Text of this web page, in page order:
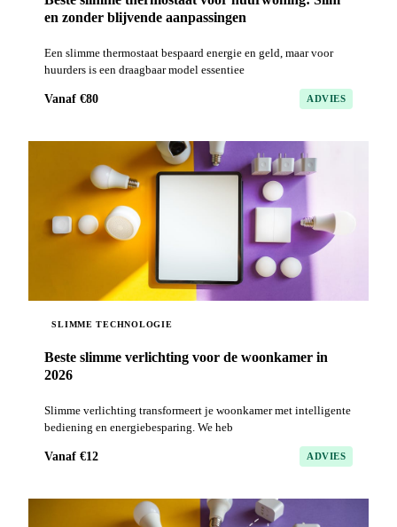
en zonder blijvende aanpassingen
Een slimme thermostaat bespaard energie en geld, maar voor
huurders is een draagbaar model essentiee
Vanaf €80 ADVIES
SLIMME TECHNOLOGIE
Beste slimme verlichting voor de woonkamer in
2026
Slimme verlichting transformeert je woonkamer met intelligente
bediening en energiebesparing. We heb
Vanaf €12 ADVIES